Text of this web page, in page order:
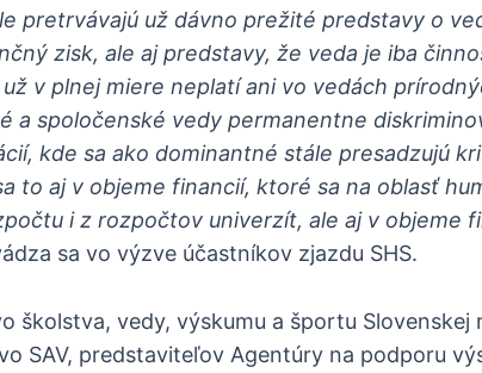
pretrvávajú už dávno prežité predstavy o
zisk, ale aj predstavy, že veda je iba
v plnej miere neplatí ani vo vedách
a spoločenské vedy permanentne
kde sa ako dominantné stále presadzujú
to aj v objeme financií, ktoré sa na oblasť
i z rozpočtov univerzít, ale aj v objeme
sa vo výzve účastníkov zjazdu SHS.
školstva, vedy, výskumu a športu
SAV, predstaviteľov Agentúry na podporu